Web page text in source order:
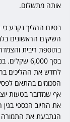
אותה מתשלום.
בסיום ההליך נקבע
בתוספת ריבית
בסך 6,000
לחדש את ההליכים
הסכומים בהתאם
אף שמדובר בטעות
את החיוב הכספי
הנתבעת את התמורה